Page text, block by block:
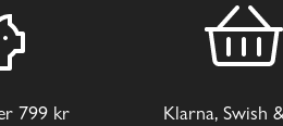
799 kr Klarna, Swish